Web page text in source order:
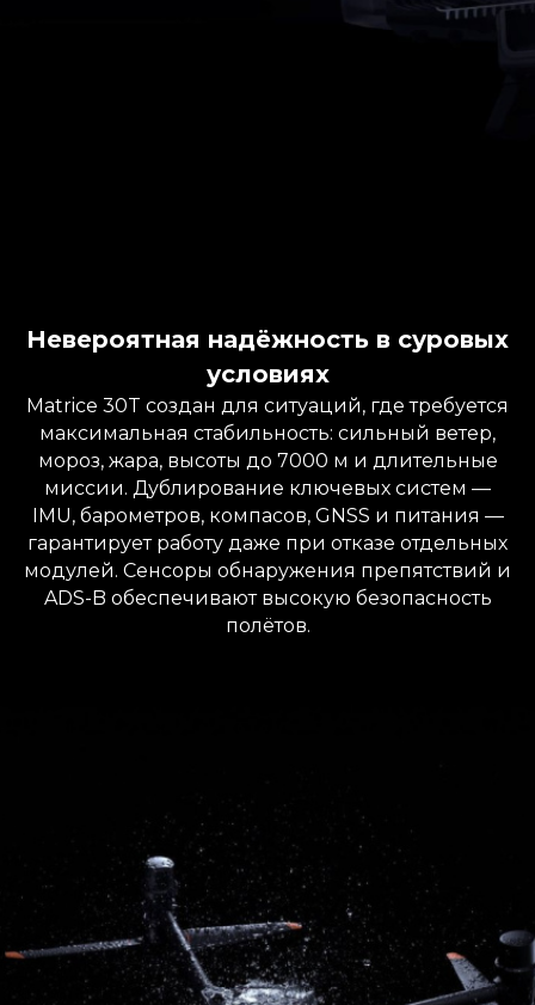
Невероятная надёжность в суровых
условиях
Matrice 30T создан для ситуаций, где требуется
максимальная стабильность: сильный ветер,
мороз, жара, высоты до 7000 м и длительные
миссии. Дублирование ключевых систем —
IMU, барометров, компасов, GNSS и питания —
гарантирует работу даже при отказе отдельных
модулей. Сенсоры обнаружения препятствий и
ADS-B обеспечивают высокую безопасность
полётов.